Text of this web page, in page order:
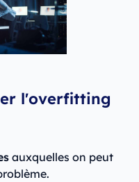
l'overfitting
auxquelles on peut